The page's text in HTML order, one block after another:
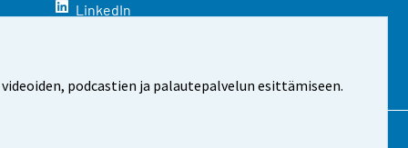
podcastien ja palautepalvelun esittämiseen.
LinkedIn